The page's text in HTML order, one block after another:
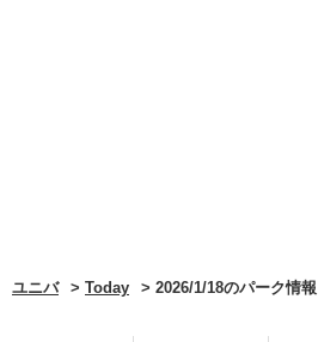
ユニバ Today 2026/1/18のパーク情報